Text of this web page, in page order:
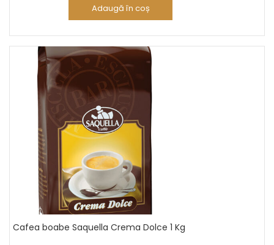
Adaugă în coș
Cafea boabe Saquella Crema Dolce 1 Kg